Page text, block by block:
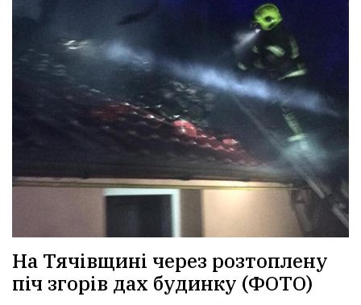
На Тячівщині через розтоплену
піч згорів дах будинку (ФОТО)